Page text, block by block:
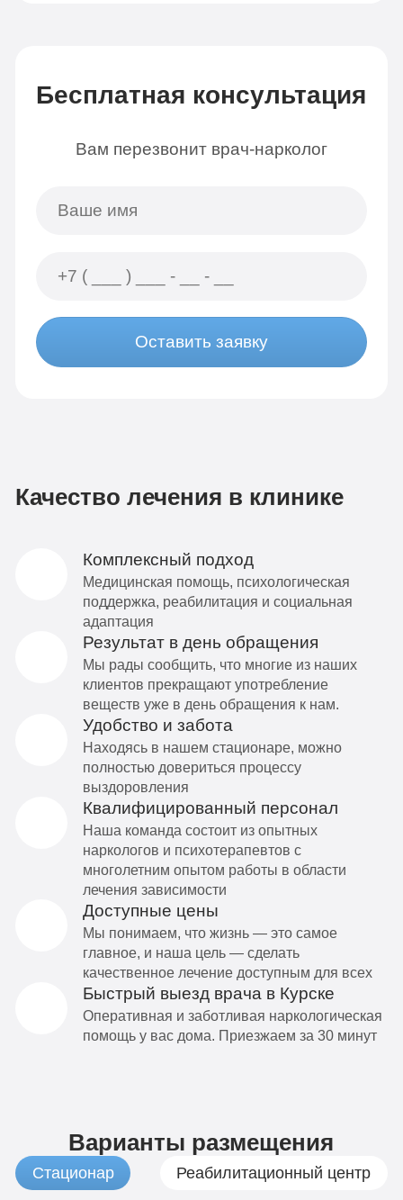
Бесплатная консультация
Вам перезвонит врач-нарколог
Оставить заявку
Качество лечения в клинике
Комплексный подход
Медицинская помощь, психологическая
поддержка, реабилитация и социальная
адаптация
Результат в день обращения
Мы рады сообщить, что многие из наших
клиентов прекращают употребление
веществ уже в день обращения к нам.
Удобство и забота
Находясь в нашем стационаре, можно
полностью довериться процессу
выздоровления
Квалифицированный персонал
Наша команда состоит из опытных
наркологов и психотерапевтов с
многолетним опытом работы в области
лечения зависимости
Доступные цены
Мы понимаем, что жизнь — это самое
главное, и наша цель — сделать
качественное лечение доступным для всех
Быстрый выезд врача в Курске
Оперативная и заботливая наркологическая
помощь у вас дома. Приезжаем за 30 минут
Варианты размещения
Стационар Реабилитационный центр